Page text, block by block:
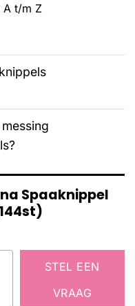
A t/m Z
Spaaknippel
STEL EEN
VRAAG